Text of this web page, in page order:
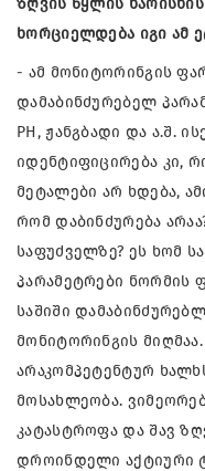
ზღვის წყლის
ხორციელდება იგი ამ
- ამ მონიტორინგის
დამაბინძურებელ
PH, ჟანგბადი და ა.შ.
იდენტიფიცირება კი,
მეტალები არ ხდება,
რომ დაბინძურება
საფუძველზე? ეს ხომ
პარამეტრები ნორმის
საშიში
მონიტორინგის
არაკომპეტენტურ
მოსახლეობა.
კატასტროფა და შავ
დროინდელი აქტიური